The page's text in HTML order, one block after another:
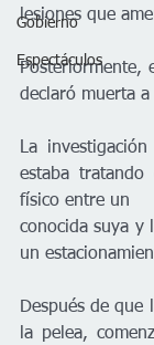
Gobierno
Espectáculos
lesiones que
Posteriormente,
declaró muerta a
La
estaba
físico entre un
conocida suya y
un
Después de que
la pelea,